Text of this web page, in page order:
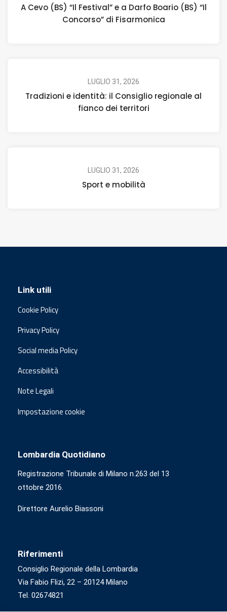
A Cevo (BS) “Il Festival” e a Darfo Boario (BS) “Il
Concorso” di Fisarmonica
LUGLIO 31, 2026
Tradizioni e identità: il Consiglio regionale al
fianco dei territori
LUGLIO 31, 2026
Sport e mobilità
Link utili
Cookie Policy
Privacy Policy
Social media Policy
Accessibilità
Note Legali
Impostazione cookie
Lombardia Quotidiano
Registrazione Tribunale di Milano n.263 del 13
ottobre 2016.
Direttore Aurelio Biassoni
Riferimenti
Consiglio Regionale della Lombardia
Via Fabio Flizi, 22 – 20124 Milano
Tel. 02674821